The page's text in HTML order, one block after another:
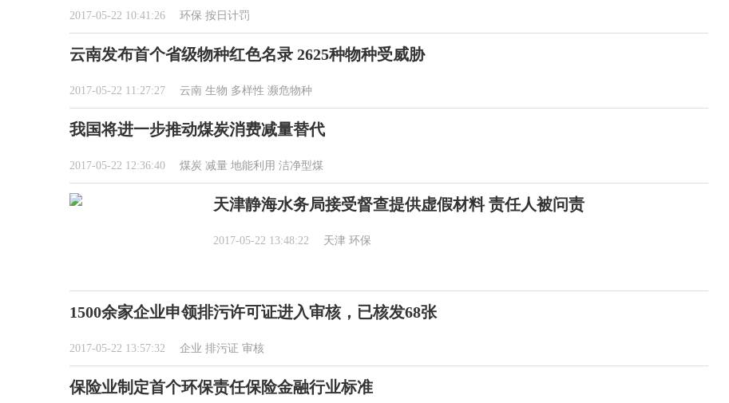
2017-05-22 10:41:26 环保 按日计罚
云南发布首个省级物种红色名录 2625种物种受威胁
2017-05-22 11:27:27 云南 生物 多样性 濒危物种
我国将进一步推动煤炭消费减量替代
2017-05-22 12:36:40 煤炭 减量 地能利用 洁净型煤
天津静海水务局接受督查提供虚假材料 责任人被问责
2017-05-22 13:48:22 天津 环保
1500余家企业申领排污许可证进入审核，已核发68张
2017-05-22 13:57:32 企业 排污证 审核
保险业制定首个环保责任保险金融行业标准